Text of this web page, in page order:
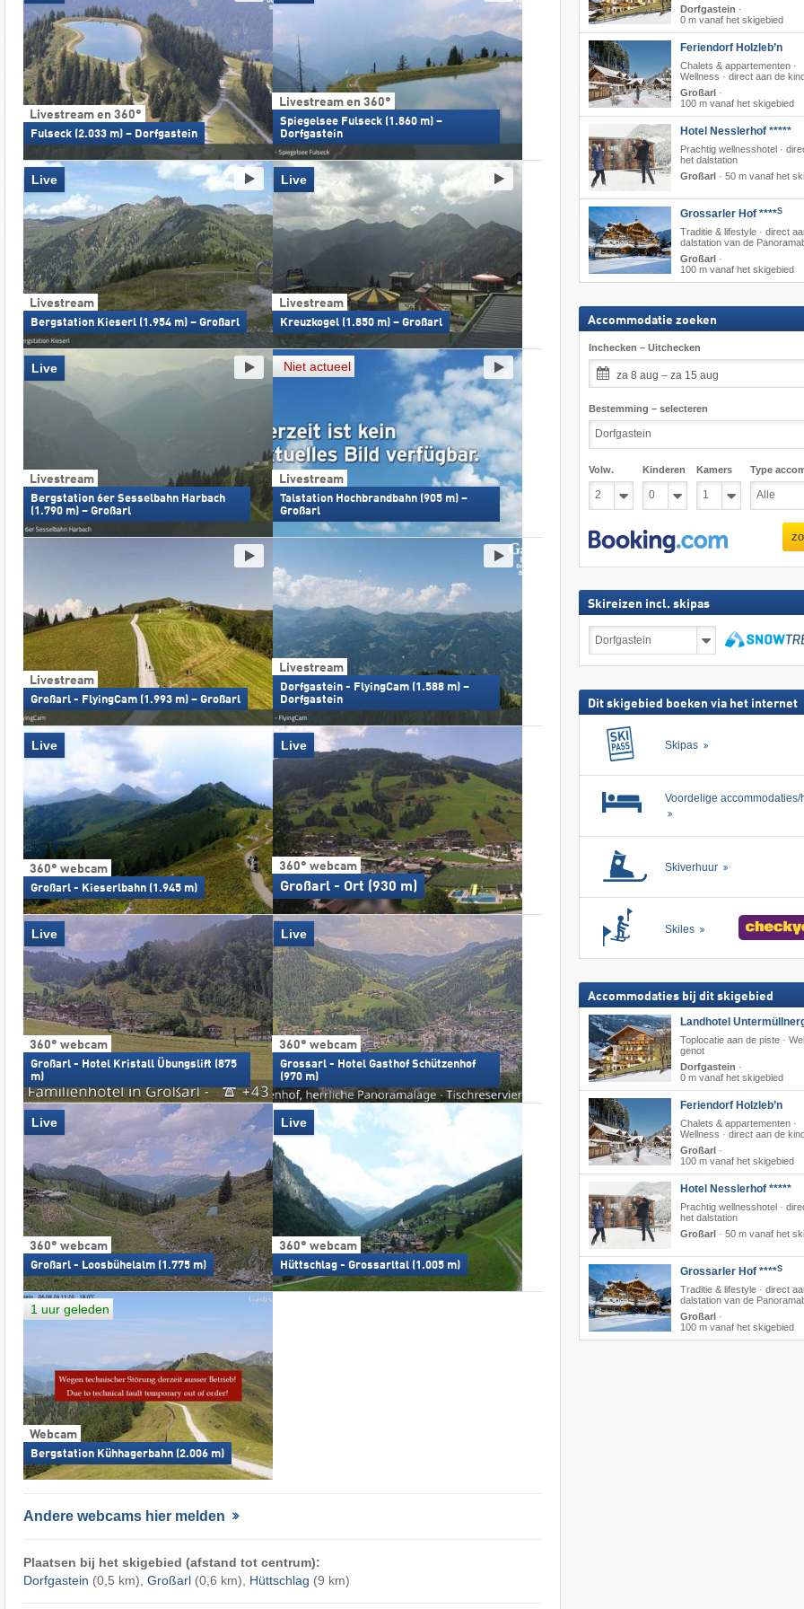
Livestream en 360°
Fulseck (2.033 m) – Dorfgastein
Livestream en 360°
Spiegelsee Fulseck (1.860 m) –
Dorfgastein
Livestream
Bergstation Kieserl (1.954 m) – Großarl
Live
Livestream
Kreuzkogel (1.850 m) – Großarl
Live
Livestream
Bergstation 6er Sesselbahn Harbach
(1.790 m) – Großarl
Live Niet actueel
Livestream
Talstation Hochbrandbahn (905 m) –
Großarl
Livestream
Großarl - FlyingCam (1.993 m) – Großarl
Livestream
Dorfgastein - FlyingCam (1.588 m) –
Dorfgastein
360° webcam
Großarl - Kieserlbahn (1.945 m)
Live
360° webcam
Großarl - Ort (930 m)
Live
360° webcam
Großarl - Hotel Kristall Übungslift (875
m)
Live
360° webcam
Grossarl - Hotel Gasthof Schützenhof
(970 m)
Live
360° webcam
Großarl - Loosbühelalm (1.775 m)
Live
360° webcam
Hüttschlag - Grossarltal (1.005 m)
Live
Webcam
Bergstation Kühhagerbahn (2.006 m)
1 uur geleden
Andere webcams hier melden
Plaatsen bij het skigebied (afstand tot centrum):
Dorfgastein (0,5 km), Großarl(0,6 km), Hüttschlag (9 km)
Dorfgastein ·
0 m vanaf het skigebied
Feriendorf Holzleb’n
Chalets & appartementen ·
Wellness · direct aan de
Großarl·
100 m vanaf het skigebied
Hotel Nesslerhof *****
Prachtig wellnesshotel ·
het dalstation
Großarl· 50 m vanaf het
Grossarler Hof ****S
Traditie & lifestyle · direct
dalstation van de
Großarl·
100 m vanaf het skigebied
Accommodatie zoeken
Inchecken – Uitchecken
za 8 aug – za 15 aug
Bestemming – selecteren
Volw. Kinderen Kamers Type
Skireizen incl. skipas
incl.
Dit skigebied boeken via het internet
Skipas
Voordelige accommodaties/
Skiverhuur
Skiles
Accommodaties bij dit skigebied
Landhotel
Toplocatie aan de piste ·
genot
Dorfgastein ·
0 m vanaf het skigebied
Feriendorf Holzleb’n
Chalets & appartementen ·
Wellness · direct aan de
Großarl ·
100 m vanaf het skigebied
Hotel Nesslerhof *****
Prachtig wellnesshotel ·
het dalstation
Großarl · 50 m vanaf het
Grossarler Hof ****S
Traditie & lifestyle · direct
dalstation van de
Großarl ·
100 m vanaf het skigebied